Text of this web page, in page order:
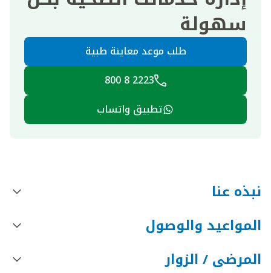
سهولة
طلب موعد معاينة طبية
2223 8 800
تطبيق واتساب
نبذه عنا
المواعيد والوصول
المرضى / الزوار